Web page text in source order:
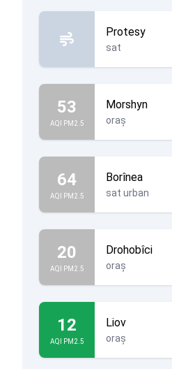
Protesy
sat
53
AQI PM2.5
Morshyn
oraș
64
AQI PM2.5
Borînea
sat urban
20
AQI PM2.5
Drohobîci
oraș
12
AQI PM2.5
Liov
oraș